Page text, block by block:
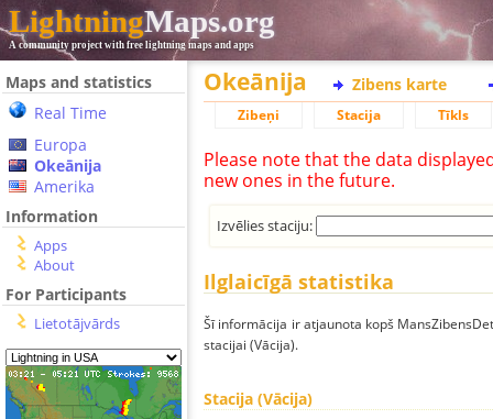
LightningMaps.org
A community project with free lightning maps and apps
Maps and statistics
Real Time
Europa
Okeānija
Amerika
Information
Apps
About
For Participants
Lietotājvārds
Okeānija Zibens karte
Zibeņi Stacija Tīkls
Please note that the data
new ones in the future.
Izvēlies staciju:
Ilglaicīgā statistika
Šī informācija ir atjaunota kopš
stacijai (Vācija).
Stacija (Vācija)